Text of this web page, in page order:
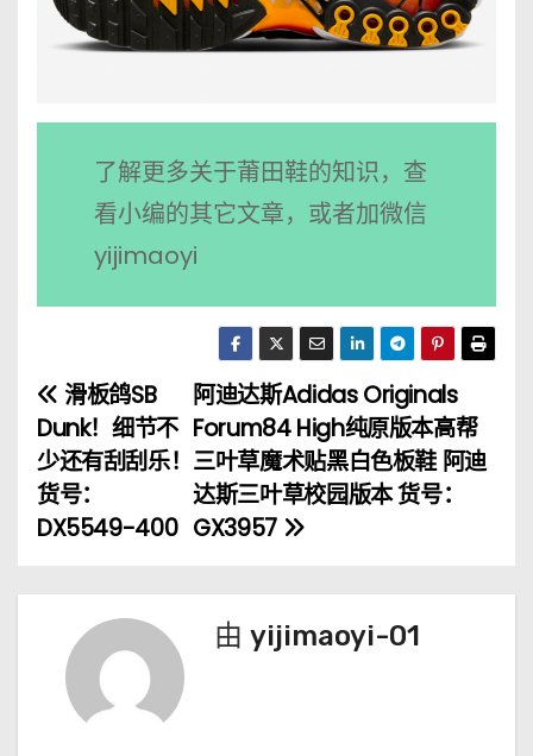
了解更多关于莆田鞋的知识，查
看小编的其它文章，或者加微信
yijimaoyi
文
章
导
阿迪达斯Adidas Originals
Forum84 High纯原版本高帮
三叶草魔术贴黑白色板鞋 阿迪
达斯三叶草校园版本 货号：
GX3957
滑板鸽SB
Dunk！细节不
少还有刮刮乐！
货号：
DX5549-400
由 yijimaoyi-01